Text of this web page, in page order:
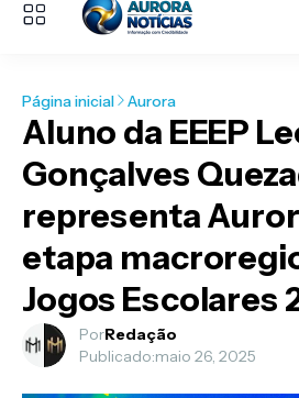
Página inicial Aurora
Aluno da EEEP
Gonçalves
representa
etapa
Jogos Escolares
PorRedação
Publicado:maio 26, 2025